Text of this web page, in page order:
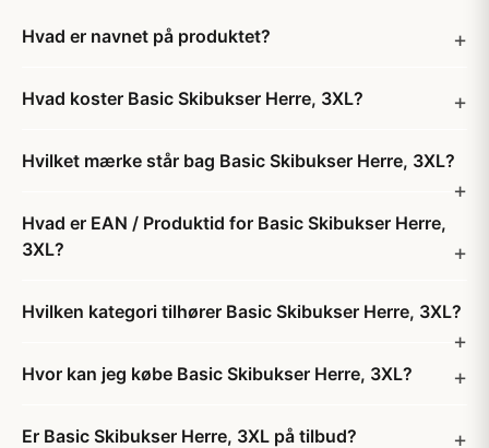
Hvad er navnet på produktet?
Hvad koster Basic Skibukser Herre, 3XL?
Hvilket mærke står bag Basic Skibukser Herre, 3XL?
Hvad er EAN / Produktid for Basic Skibukser Herre,
3XL?
Hvilken kategori tilhører Basic Skibukser Herre, 3XL?
Hvor kan jeg købe Basic Skibukser Herre, 3XL?
Er Basic Skibukser Herre, 3XL på tilbud?